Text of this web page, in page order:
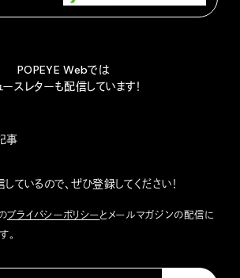
POPEYE Webでは
ースレターも配信しています！
事
ているので、ぜひ登録してください！
プライバシーポリシーとメールマガジンの配信に
。